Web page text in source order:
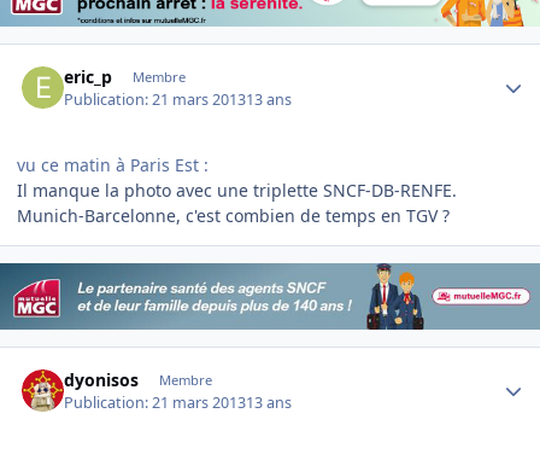
eric_p Membre
Publication:21 mars 201313 ans
vu ce matin à Paris Est :
Il manque la photo avec une triplette SNCF-DB-RENFE.
Munich-Barcelonne, c'est combien de temps en TGV ?
dyonisos Membre
Publication:21 mars 201313 ans